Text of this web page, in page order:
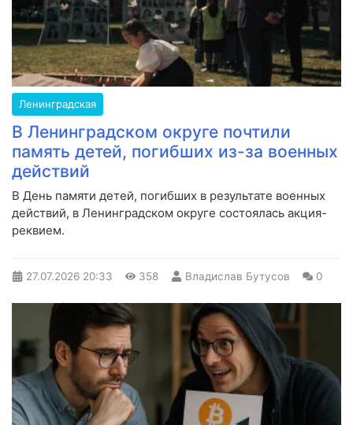
Ленинградская
В Ленинградском округе почтили
память детей, погибших из-за военных
действий
В День памяти детей, погибших в результате военных
действий, в Ленинградском округе состоялась акция-
реквием.
27.07.2026 20:33 358 Владислав Бутусов 0